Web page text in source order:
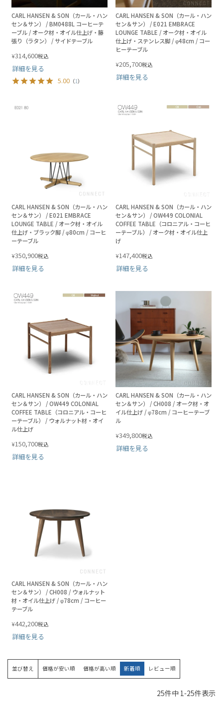
CARL HANSEN & SON（カール・ハン
セン＆サン） / BM0488L コーヒーテ
ーブル / オーク材・オイル仕上げ・籐
張り（ラタン） / サイドテーブル
¥314,600税込
詳細を見る
5.00 （1）
CARL HANSEN & SON（カール・ハン
セン＆サン） / E021 EMBRACE
LOUNGE TABLE / オーク材・オイル
仕上げ・ステンレス脚 / φ48cm / コー
ヒーテーブル
¥205,700税込
詳細を見る
CARL HANSEN & SON（カール・ハン
セン＆サン） / E021 EMBRACE
LOUNGE TABLE / オーク材・オイル
仕上げ・ブラック脚 / φ80cm / コーヒ
ーテーブル
¥350,900税込
詳細を見る
CARL HANSEN & SON（カール・ハン
セン＆サン） / OW449 COLONIAL
COFFEE TABLE（コロニアル・コーヒ
ーテーブル） / オーク材・オイル仕上
げ
¥147,400税込
詳細を見る
CARL HANSEN & SON（カール・ハン
セン＆サン） / OW449 COLONIAL
COFFEE TABLE（コロニアル・コーヒ
ーテーブル） / ウォルナット材・オイ
ル仕上げ
¥150,700税込
詳細を見る
CARL HANSEN & SON（カール・ハン
セン＆サン） / CH008 / オーク材・オ
イル仕上げ / φ78cm / コーヒーテーブ
ル
¥349,800税込
詳細を見る
CARL HANSEN & SON（カール・ハン
セン＆サン） / CH008 / ウォルナット
材・オイル仕上げ / φ78cm / コーヒー
テーブル
¥442,200税込
詳細を見る
並び替え 価格が安い順 価格が高い順 新着順 レビュー順
25件中 1 -25件表示